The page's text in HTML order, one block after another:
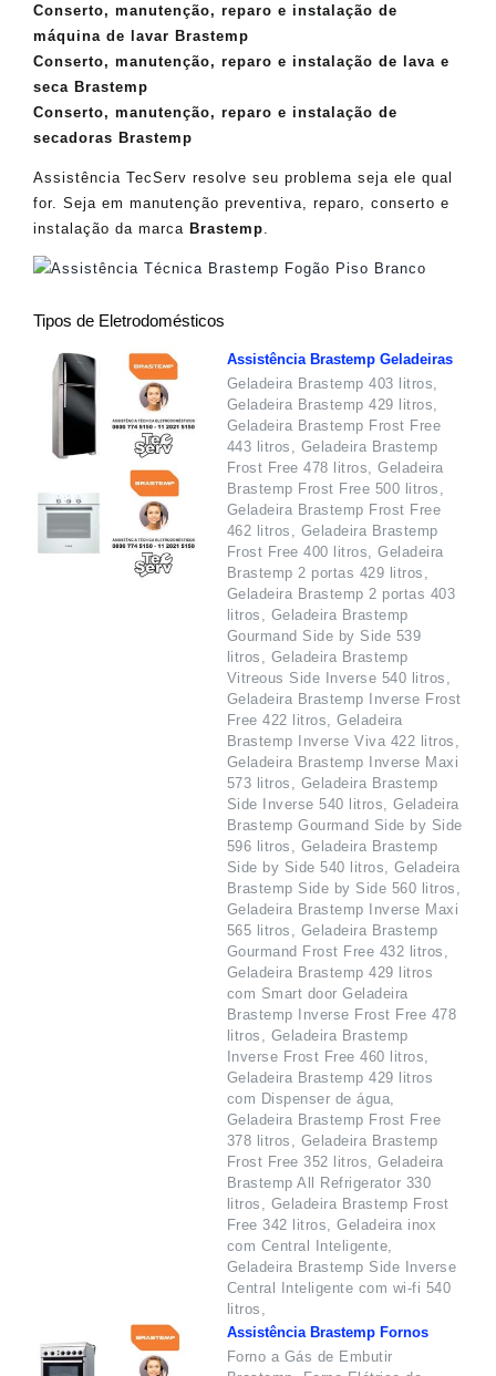
Conserto, manutenção, reparo e instalação de
máquina de lavar Brastemp
Conserto, manutenção, reparo e instalação de lava e
seca Brastemp
Conserto, manutenção, reparo e instalação de
secadoras Brastemp
Assistência TecServ resolve seu problema seja ele qual
for. Seja em manutenção preventiva, reparo, conserto e
instalação da marca Brastemp
Tipos de Eletrodomésticos
Assistência Brastemp Geladeiras
Geladeira Brastemp 403 litros,
Geladeira Brastemp 429 litros,
Geladeira Brastemp Frost Free
443 litros, Geladeira Brastemp
Frost Free 478 litros, Geladeira
Brastemp Frost Free 500 litros,
Geladeira Brastemp Frost Free
462 litros, Geladeira Brastemp
Frost Free 400 litros, Geladeira
Brastemp 2 portas 429 litros,
Geladeira Brastemp 2 portas 403
litros, Geladeira Brastemp
Gourmand Side by Side 539
litros, Geladeira Brastemp
Vitreous Side Inverse 540 litros,
Geladeira Brastemp Inverse Frost
Free 422 litros, Geladeira
Brastemp Inverse Viva 422 litros,
Geladeira Brastemp Inverse Maxi
573 litros, Geladeira Brastemp
Side Inverse 540 litros, Geladeira
Brastemp Gourmand Side by Side
596 litros, Geladeira Brastemp
Side by Side 540 litros, Geladeira
Brastemp Side by Side 560 litros,
Geladeira Brastemp Inverse Maxi
565 litros, Geladeira Brastemp
Gourmand Frost Free 432 litros,
Geladeira Brastemp 429 litros
com Smart door Geladeira
Brastemp Inverse Frost Free 478
litros, Geladeira Brastemp
Inverse Frost Free 460 litros,
Geladeira Brastemp 429 litros
com Dispenser de água,
Geladeira Brastemp Frost Free
378 litros, Geladeira Brastemp
Frost Free 352 litros, Geladeira
Brastemp All Refrigerator 330
litros, Geladeira Brastemp Frost
Free 342 litros, Geladeira inox
com Central Inteligente,
Geladeira Brastemp Side Inverse
Central Inteligente com wi-fi 540
litros,
Assistência Brastemp Fornos
Forno a Gás de Embutir